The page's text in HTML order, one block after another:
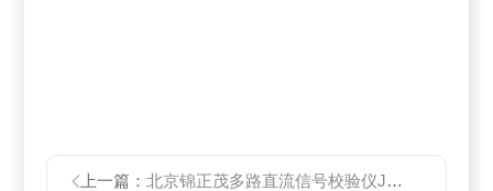
上一篇：北京锦正茂多路直流信号校验仪JY980